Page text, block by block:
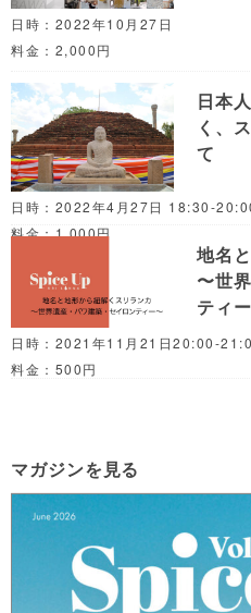
日時：2022年10月27日
料金：2,000円
日本
く、
て
日時：2022年4月27日 18:30-
料金：1,000円
地名
〜世
ティ
日時：2021年11月21日20:00-
料金：500円
マガジンを見る